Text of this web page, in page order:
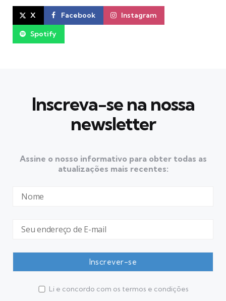
X Facebook Instagram
Spotify
Inscreva-se na nossa
newsletter
Assine o nosso informativo para obter todas as
atualizações mais recentes:
Li e concordo com os termos e condições